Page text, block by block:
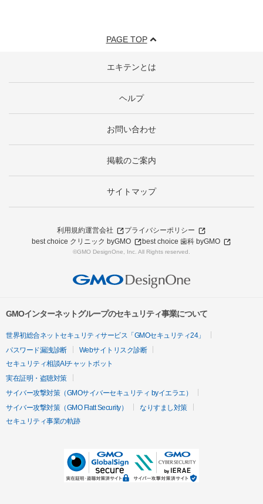
PAGE TOP
エキテンとは
ヘルプ
お問い合わせ
掲載のご案内
サイトマップ
利用規約運営会社
プライバシーポリシー
best choice クリニック byGMO
best choice 歯科 byGMO
©GMO DesignOne, Inc. All Rights reserved.
GMOインターネットグループのセキュリティ事業について
世界初総合ネットセキュリティサービス「GMOセキュリティ24」
パスワード漏洩診断
Webサイトリスク診断
セキュリティ相談AIチャットボット
実在証明・盗聴対策
サイバー攻撃対策（GMOサイバーセキュリティ byイエラエ）
サイバー攻撃対策（GMO Flatt Security）
なりすまし対策
セキュリティ事業の軌跡